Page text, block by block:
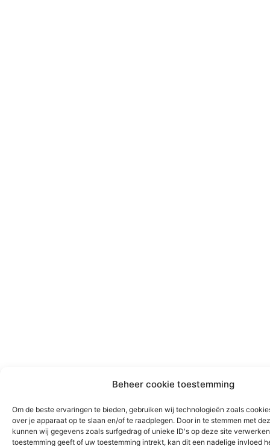
Beheer cookie toestemming
Om de beste ervaringen te bieden, gebruiken wij technologieën zoals
over je apparaat op te slaan en/of te raadplegen. Door in te stemmen met
kunnen wij gegevens zoals surfgedrag of unieke ID's op deze site
toestemming geeft of uw toestemming intrekt, kan dit een nadelige invloed